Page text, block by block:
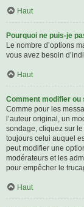
Haut
Pourquoi ne puis-je
Le nombre d’options
vous avez besoin
Haut
Comment modifier ou
Comme pour les
l’auteur original, un
sondage, cliquez sur le
toujours celui auquel
peut modifier une
modérateurs et les
pour empêcher le
Haut